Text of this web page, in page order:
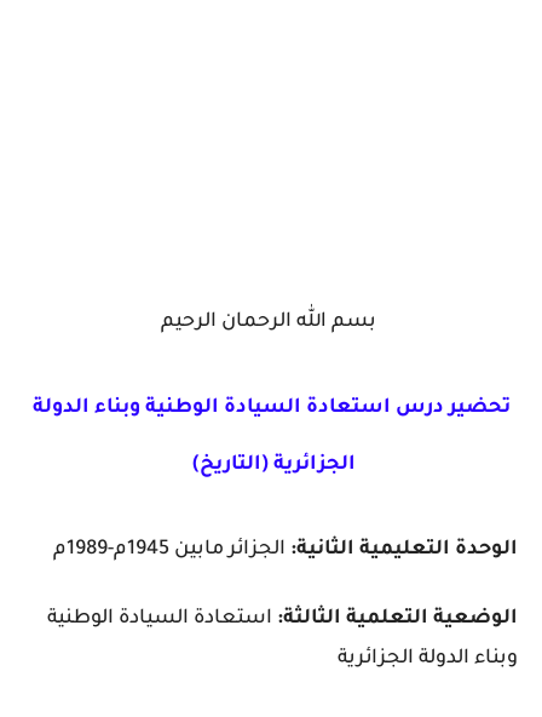
بسم الله الرحمان الرحيم
تحضير درس استعادة السيادة الوطنية وبناء الدولة
الجزائرية (التاريخ)
الوحدة التعليمية الثانية: الجزائر مابين 1945م-1989م
الوضعية التعلمية الثالثة: استعادة السيادة الوطنية
وبناء الدولة الجزائرية